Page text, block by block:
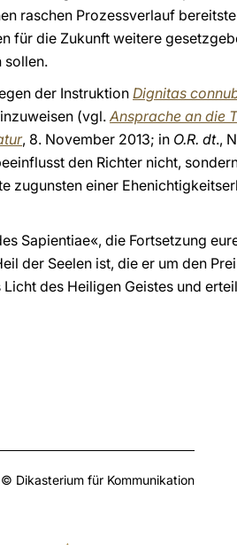
raschen Prozessverlauf
für die Zukunft weitere
sollen.
der Instruktion Dignitas
(vgl. Ansprache an die
, 8. November 2013; in O.R. dt.,
den Richter nicht,
zugunsten einer
Sapientiae«, die Fortsetzung
der Seelen ist, die er um den
des Heiligen Geistes und
Dikasterium für Kommunikation